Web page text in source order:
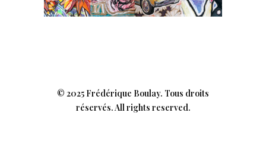
© 2025 Frédérique Boulay. Tous droits
réservés. All rights reserved.